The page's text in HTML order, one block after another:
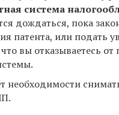
система
дождаться, пока
патента, или подать
вы отказываетесь
необходимости